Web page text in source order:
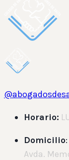
Horario:
Domicilio:
Avda.